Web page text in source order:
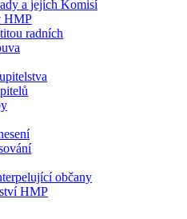
a jejích Komisí
HMP
radních
občany
HMP